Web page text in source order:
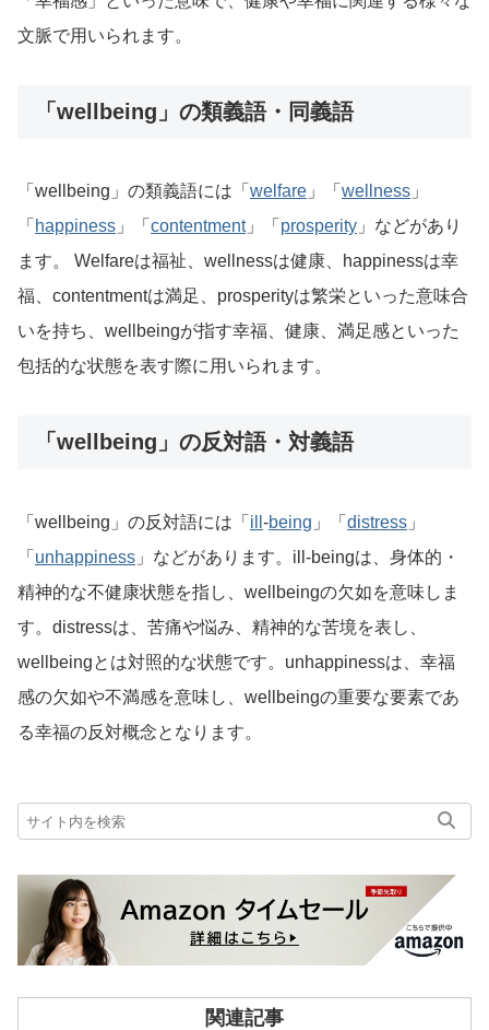
文脈で用いられます。
「wellbeing」の類義語・同義語
「wellbeing」の類義語には「 welfare 」「 wellness 」
「 happiness 」「 contentment」「 prosperity 」などがあり
ます。 Welfareは福祉、wellnessは健康、happinessは幸
福、contentmentは満足、prosperityは繁栄といった意味合
いを持ち、wellbeingが指す幸福、健康、満足感といった
包括的な状態を表す際に用いられます。
「wellbeing」の反対語・対義語
「wellbeing」の反対語には「 ill -being 」「 distress 」
「 unhappiness 」などがあります。ill-beingは、身体的・
精神的な不健康状態を指し、wellbeingの欠如を意味しま
す。distressは、苦痛や悩み、精神的な苦境を表し、
wellbeingとは対照的な状態です。unhappinessは、幸福
感の欠如や不満感を意味し、wellbeingの重要な要素であ
る幸福の反対概念となります。
関連記事